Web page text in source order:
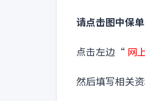
请点击图中保
点击左边“ 网
然后填写相关